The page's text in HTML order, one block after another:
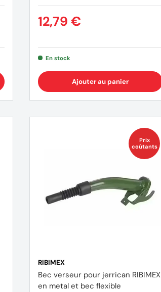
12,79 €
En stock
Ajouter au panier
Prix
coûtants
RIBIMEX
Bec verseur pour jerrican RIBIMEX
en metal et bec flexible